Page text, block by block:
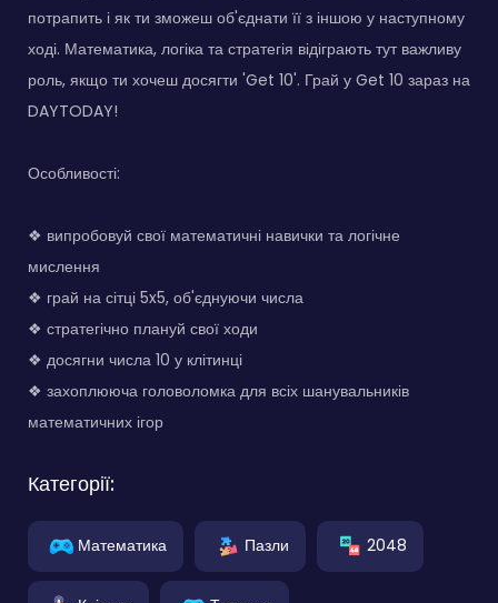
потрапить і як ти зможеш об'єднати її з іншою у наступному
ході. Математика, логіка та стратегія відіграють тут важливу
роль, якщо ти хочеш досягти 'Get 10'. Грай у Get 10 зараз на
DAYTODAY!
Особливості:
❖ випробовуй свої математичні навички та логічне
мислення
❖ грай на сітці 5x5, об'єднуючи числа
❖ стратегічно плануй свої ходи
❖ досягни числа 10 у клітинці
❖ захоплююча головоломка для всіх шанувальників
математичних ігор
Категорії:
Математика Пазли 2048